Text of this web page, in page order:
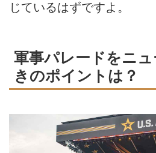
じているはずですよ。
軍事パレードをニ
きのポイントは？